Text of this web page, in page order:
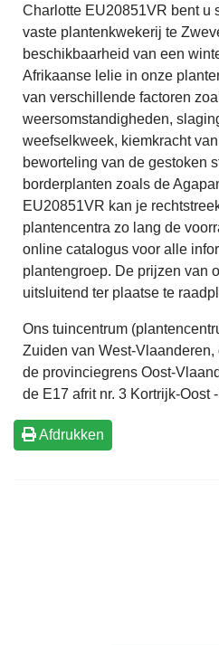
Charlotte EU20851VR bent u
vaste plantenkwekerij te
beschikbaarheid van een
Afrikaanse lelie in onze
van verschillende factoren
weersomstandigheden,
weefselkweek, kiemkracht
beworteling van de gestoken
borderplanten zoals de
EU20851VR kan je
plantencentra zo lang de
online catalogus voor alle
plantengroep. De prijzen van
uitsluitend ter plaatse te
Ons tuincentrum
Zuiden van West-
de provinciegrens Oost-
de E17 afrit nr. 3 Kortrijk-Oost
Afdrukken